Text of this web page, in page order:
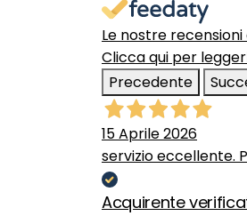
Le nostre recensioni
Clicca qui per
Precedente
15 Aprile 2026
servizio eccellente.
Acquirente